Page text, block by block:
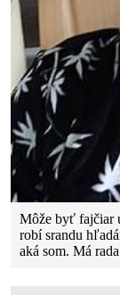
Môže byť fajčiar
robí srandu
aká som. Má